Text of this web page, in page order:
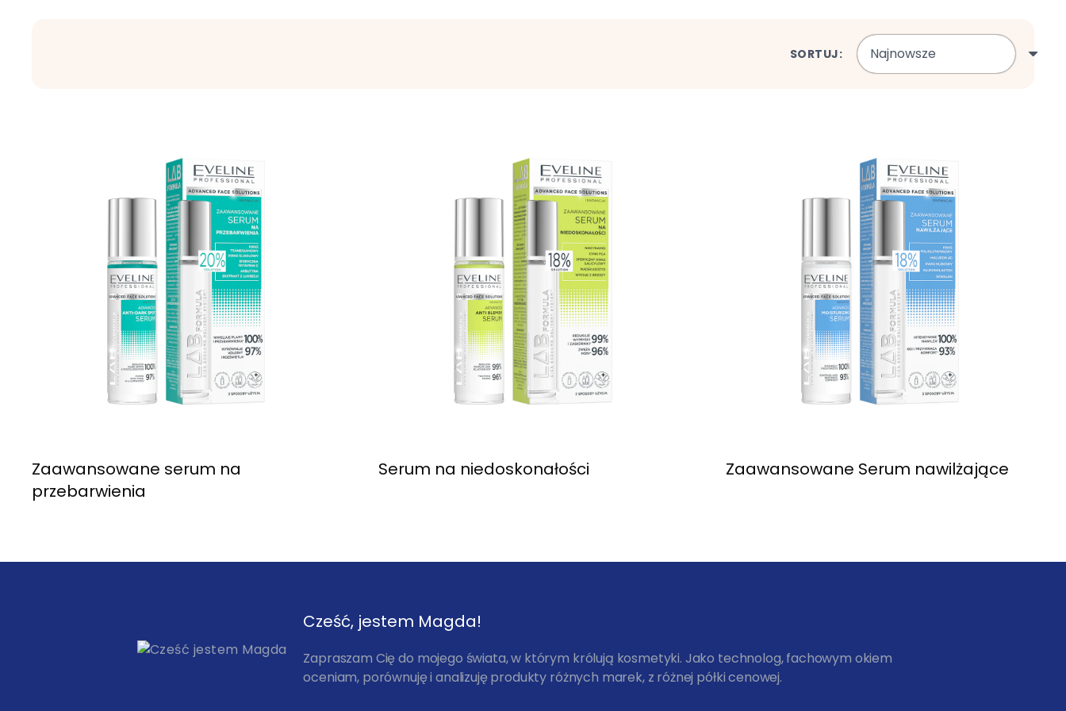
SORTUJ:
Zaawansowane serum na
przebarwienia
Serum na niedoskonałości Zaawansowane Serum nawilżające
Cześć, jestem Magda!
Zapraszam Cię do mojego świata, w którym królują kosmetyki. Jako technolog, fachowym okiem
oceniam, porównuję i analizuję produkty różnych marek, z różnej półki cenowej.